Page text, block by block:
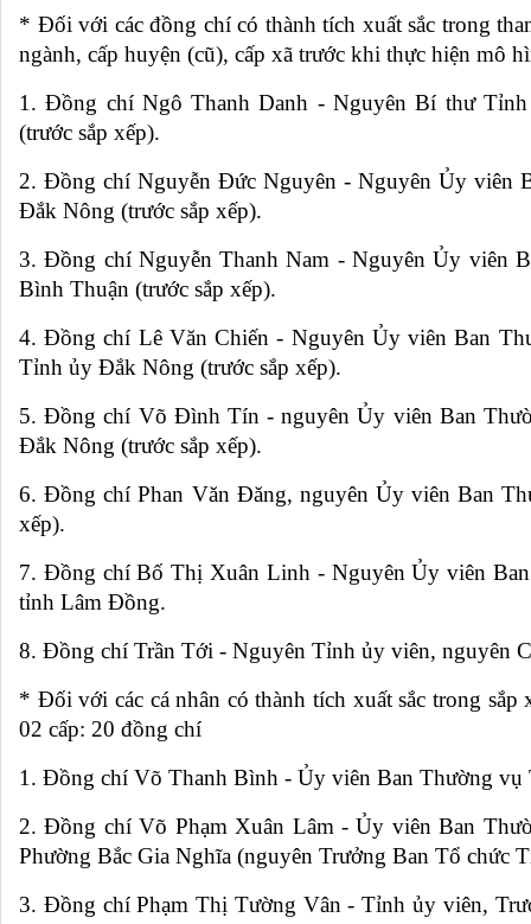
* Đối với các đồng chí có thành tích xuất sắc trong
ngành, cấp huyện (cũ), cấp xã trước khi thực hiện mô
1. Đồng chí Ngô Thanh Danh - Nguyên Bí thư
(trước sắp xếp).
2. Đồng chí Nguyễn Đức Nguyên - Nguyên Ủy viên
Đắk Nông (trước sắp xếp).
3. Đồng chí Nguyễn Thanh Nam - Nguyên Ủy viên
Bình Thuận (trước sắp xếp).
4. Đồng chí Lê Văn Chiến - Nguyên Ủy viên Ban
Tỉnh ủy Đắk Nông (trước sắp xếp).
5. Đồng chí Võ Đình Tín - nguyên Ủy viên Ban
Đắk Nông (trước sắp xếp).
6. Đồng chí Phan Văn Đăng, nguyên Ủy viên Ban
xếp).
7. Đồng chí Bố Thị Xuân Linh - Nguyên Ủy viên
tỉnh Lâm Đồng.
8. Đồng chí Trần Tới - Nguyên Tỉnh ủy viên, nguyên
* Đối với các cá nhân có thành tích xuất sắc trong
02 cấp: 20 đồng chí
1. Đồng chí Võ Thanh Bình - Ủy viên Ban Thường
2. Đồng chí Võ Phạm Xuân Lâm - Ủy viên Ban
Phường Bắc Gia Nghĩa (nguyên Trưởng Ban Tổ chức
3. Đồng chí Phạm Thị Tường Vân - Tỉnh ủy viên,